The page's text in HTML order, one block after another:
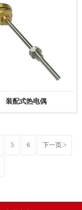
装配式热电偶
5 6 下一页 >